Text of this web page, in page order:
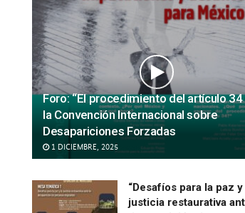
Foro: “El procedimiento del artículo
la Convención Internacional sobre
Desapariciones Forzadas
1 DICIEMBRE, 2025
“Desafíos para la paz y
justicia restaurativa